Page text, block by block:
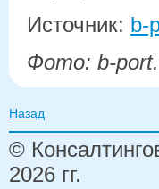
Источник: b-
Фото: b-
Назад
©
2026 гг.